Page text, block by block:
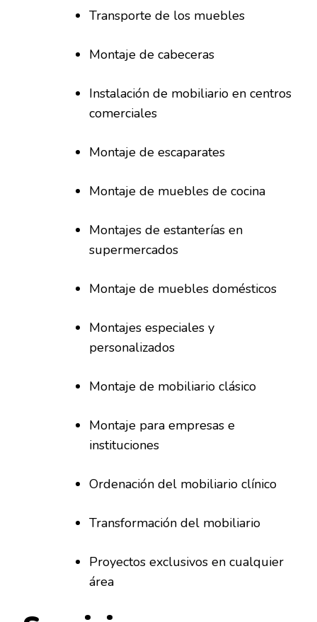
Transporte de los muebles
Montaje de cabeceras
Instalación de mobiliario en centros
comerciales
Montaje de escaparates
Montaje de muebles de cocina
Montajes de estanterías en
supermercados
Montaje de muebles domésticos
Montajes especiales y
personalizados
Montaje de mobiliario clásico
Montaje para empresas e
instituciones
Ordenación del mobiliario clínico
Transformación del mobiliario
Proyectos exclusivos en cualquier
área